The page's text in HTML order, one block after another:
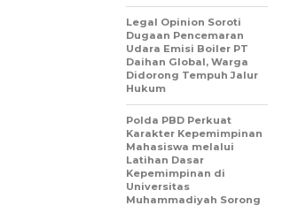
Legal Opinion Soroti
Dugaan Pencemaran
Udara Emisi Boiler PT
Daihan Global, Warga
Didorong Tempuh Jalur
Hukum
Polda PBD Perkuat
Karakter Kepemimpinan
Mahasiswa melalui
Latihan Dasar
Kepemimpinan di
Universitas
Muhammadiyah Sorong